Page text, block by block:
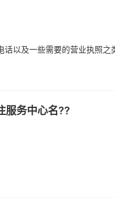
以及一些需要的营业执照之
服务中心名??